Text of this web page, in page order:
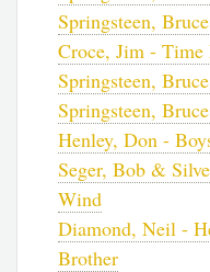
Springsteen,
Croce, Jim -
Springsteen,
Springsteen,
Henley, Don -
Seger, Bob &
Wind
Diamond, Neil -
Brother